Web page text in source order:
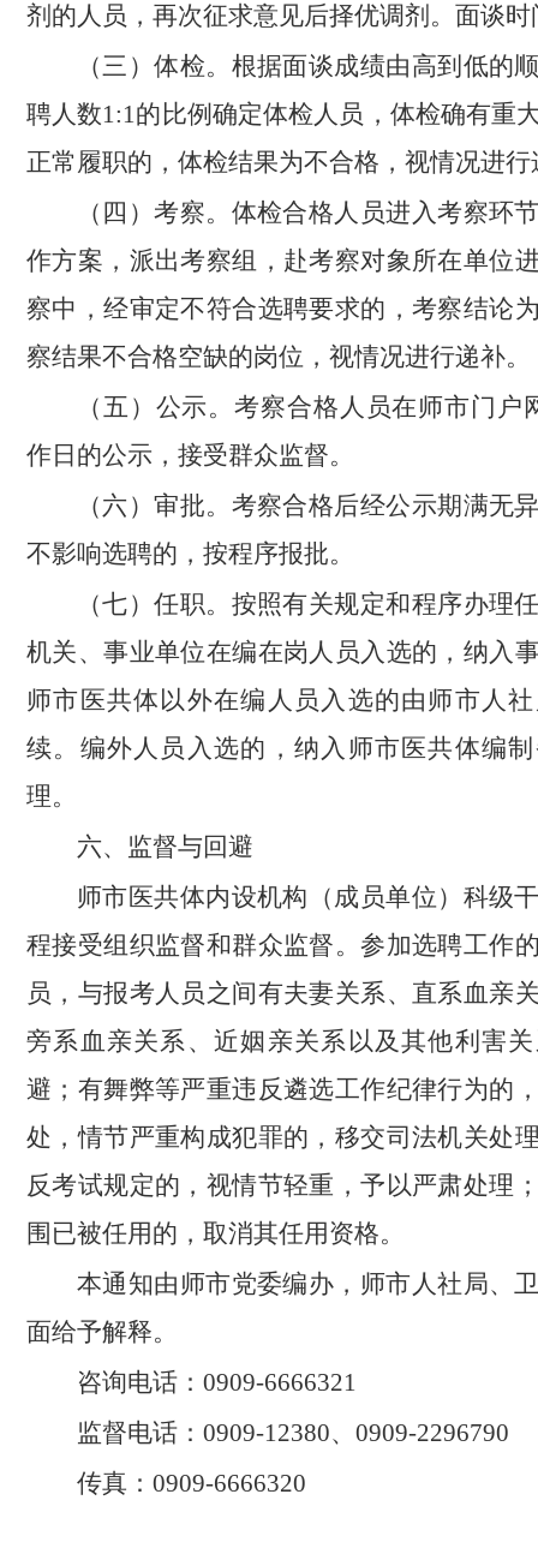
剂的人员，再次征求意见后择优调剂。面谈
（三）体检。根据面谈成绩由高到低的
聘人数1:1的比例确定体检人员，体检确有重
正常履职的，体检结果为不合格，视情况进行
（四）考察。体检合格人员进入考察环
作方案，派出考察组，赴考察对象所在单位
察中，经审定不符合选聘要求的，考察结论
察结果不合格空缺的岗位，视情况进行递补。
（五）公示。考察合格人员在师市门户
作日的公示，接受群众监督。
（六）审批。考察合格后经公示期满无
不影响选聘的，按程序报批。
（七）任职。按照有关规定和程序办理
机关、事业单位在编在岗人员入选的，纳入
师市医共体以外在编人员入选的由师市人
续。编外人员入选的，纳入师市医共体编
理。
六、监督与回避
师市医共体内设机构（成员单位）科级
程接受组织监督和群众监督。参加选聘工作
员，与报考人员之间有夫妻关系、直系血亲
旁系血亲关系、近姻亲关系以及其他利害
避；有舞弊等严重违反遴选工作纪律行为的
处，情节严重构成犯罪的，移交司法机关处
反考试规定的，视情节轻重，予以严肃处理
围已被任用的，取消其任用资格。
本通知由师市党委编办，师市人社局、
面给予解释。
咨询电话：0909-6666321
监督电话：0909-12380、0909-2296790
传真：0909-6666320